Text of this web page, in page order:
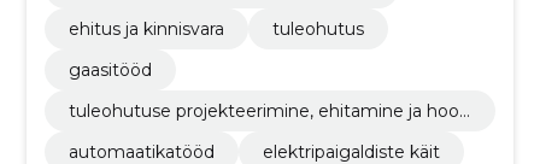
ehitus ja kinnisvara
tuleohutus
gaasitööd
tuleohutuse projekteerimine, ehitamine ja hool
automaatikatööd
elektripaigaldiste käit